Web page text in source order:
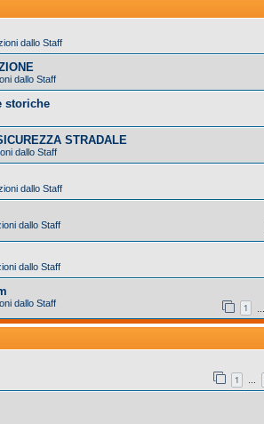
dallo Staff
dallo Staff
storiche
STRADALE
dallo Staff
dallo Staff
dallo Staff
dallo Staff
dallo Staff 1
1 …